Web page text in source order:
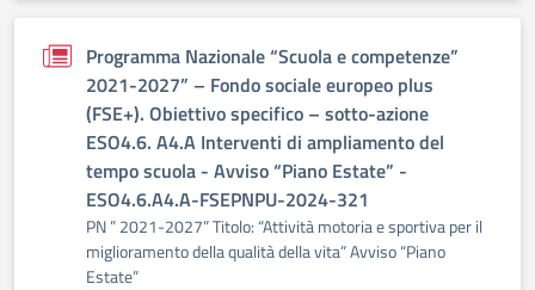
Programma Nazionale “Scuola e competenze”
2021-2027” – Fondo sociale europeo plus
(FSE+). Obiettivo specifico – sotto-azione
ESO4.6. A4.A Interventi di ampliamento del
tempo scuola - Avviso “Piano Estate” -
ESO4.6.A4.A-FSEPNPU-2024-321
PN ” 2021-2027” Titolo: “Attività motoria e sportiva per il
miglioramento della qualità della vita” Avviso “Piano
Estate”